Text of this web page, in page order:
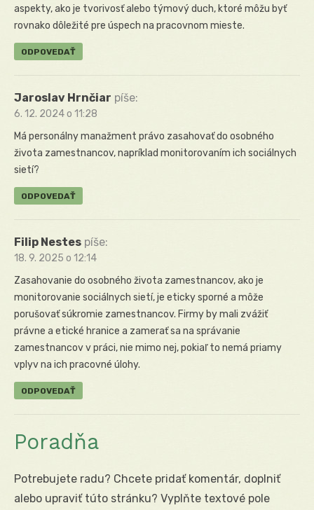
aspekty, ako je tvorivosť alebo týmový duch, ktoré môžu byť
rovnako dôležité pre úspech na pracovnom mieste.
ODPOVEDAŤ
Jaroslav Hrnčiar píše:
6. 12. 2024 o 11:28
Má personálny manažment právo zasahovať do osobného
života zamestnancov, napríklad monitorovaním ich sociálnych
sietí?
ODPOVEDAŤ
Filip Nestes píše:
18. 9. 2025 o 12:14
Zasahovanie do osobného života zamestnancov, ako je
monitorovanie sociálnych sietí, je eticky sporné a môže
porušovať súkromie zamestnancov. Firmy by mali zvážiť
právne a etické hranice a zamerať sa na správanie
zamestnancov v práci, nie mimo nej, pokiaľ to nemá priamy
vplyv na ich pracovné úlohy.
ODPOVEDAŤ
Poradňa
Potrebujete radu? Chcete pridať komentár, doplniť
alebo upraviť túto stránku? Vyplňte textové pole